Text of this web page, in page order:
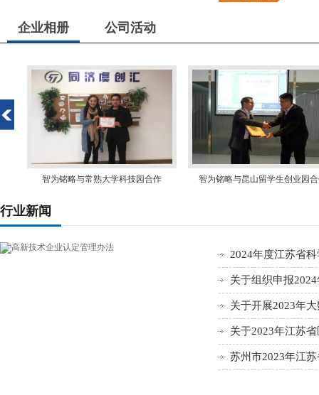
企业相册 公司活动
智为铭略与昆山留学生创业园合作
智为铭略与金鸡湖创业长廊众创
行业新闻
2024年度江苏省
关于组织申报
关于开展2023年
略转发】
关于2023年江苏
发】
苏州市2023年江